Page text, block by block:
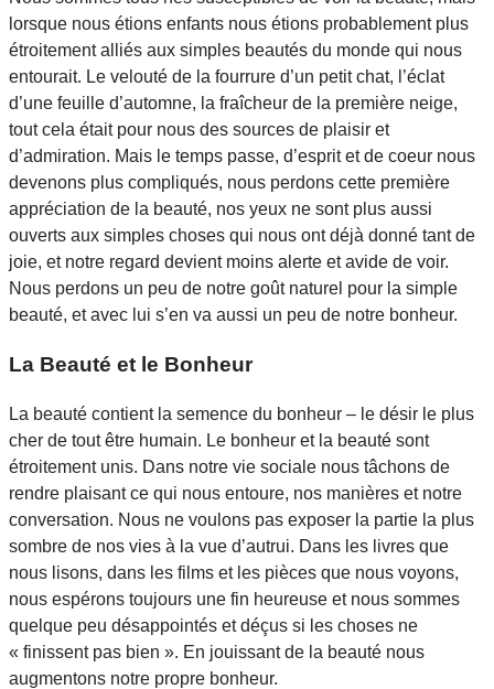
lorsque nous étions enfants nous étions probablement plus
étroitement alliés aux simples beautés du monde qui nous
entourait. Le velouté de la fourrure d’un petit chat, l’éclat
d’une feuille d’automne, la fraîcheur de la première neige,
tout cela était pour nous des sources de plaisir et
d’admiration. Mais le temps passe, d’esprit et de coeur nous
devenons plus compliqués, nous perdons cette première
appréciation de la beauté, nos yeux ne sont plus aussi
ouverts aux simples choses qui nous ont déjà donné tant de
joie, et notre regard devient moins alerte et avide de voir.
Nous perdons un peu de notre goût naturel pour la simple
beauté, et avec lui s’en va aussi un peu de notre bonheur.
La Beauté et le Bonheur
La beauté contient la semence du bonheur – le désir le plus
cher de tout être humain. Le bonheur et la beauté sont
étroitement unis. Dans notre vie sociale nous tâchons de
rendre plaisant ce qui nous entoure, nos manières et notre
conversation. Nous ne voulons pas exposer la partie la plus
sombre de nos vies à la vue d’autrui. Dans les livres que
nous lisons, dans les films et les pièces que nous voyons,
nous espérons toujours une fin heureuse et nous sommes
quelque peu désappointés et déçus si les choses ne
« finissent pas bien ». En jouissant de la beauté nous
augmentons notre propre bonheur.